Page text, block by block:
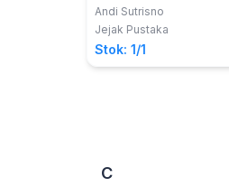
Republik Indonesia
dan Diplomasi
Peradilan Pemilu:
Kepemimpinan di
Andi Sutrisno
Jejak Pustaka
Stok: 1/1
C